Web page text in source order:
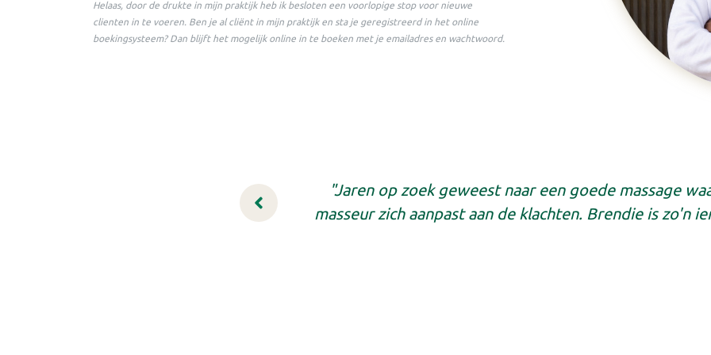
Helaas, door de drukte in mijn praktijk heb ik besloten een voorlopige stop voor nieuwe
clienten in te voeren. Ben je al cliënt in mijn praktijk en sta je geregistreerd in het online
boekingsysteem? Dan blijft het mogelijk online in te boeken met je emailadres en wachtwoord.
"Jaren op zoek geweest naar een goede massage
masseur zich aanpast aan de klachten. Brendie is zo'n